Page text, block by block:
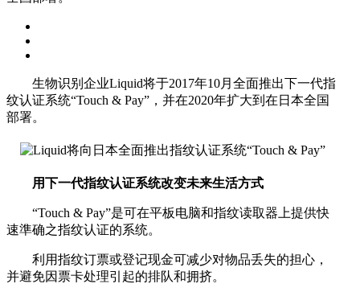
生物识别企业Liquid将于2017年10月全面推出下一代指
纹认证系统“Touch & Pay”，并在2020年扩大到在日本全国
部署。
用下一代指纹认证系统改变未来生活方式
“Touch & Pay”是可在平板电脑和指纹读取器上提供快
速準确之指纹认证的系统。
利用指纹订票或登记现金可减少对物品丢失的担心，
并避免因票卡处理引起的排队和拥挤。